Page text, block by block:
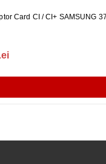
Card CI / CI+ SAMSUNG